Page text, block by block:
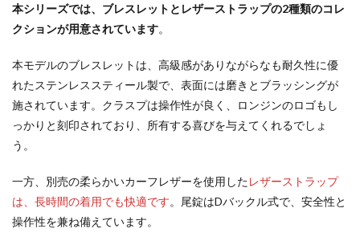
本シリーズでは、ブレスレットとレザーストラップの2種類のコレ
クションが用意されています。
本モデルのブレスレットは、高級感がありながらなも耐久性に優
れたステンレススティール製で、表面には磨きとブラッシングが
施されています。クラスプは操作性が良く、ロンジンのロゴもし
っかりと刻印されており、所有する喜びを与えてくれるでしょ
う。
一方、別売の柔らかいカーフレザーを使用したレザーストラップ
は、長時間の着用でも快適です。尾錠はDバックル式で、安全性と
操作性を兼ね備えています。